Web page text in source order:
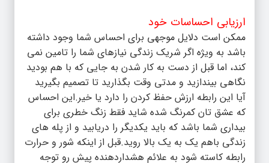
ارزیابی احساسات خود
ممکن است دلایل موجهی برای احساس شما وجود داشته
باشد به ویژه اگر شریک زندگی نیازهای شما را تامین نمی
کند، اما قبل از دست به کار شدن به جایی که با هم بودید
نگاهی بیندازید و مدتی وقت بگذارید تا تصمیم بگیرید
آیا این رابطه ارزش حفظ کردن را دارد یا خیر.این احساس
که عشق تان کمرنگ شده شاید فقط زنگ خطری برای
بیداری شما باشد که باید یکدیگر را دریابید و از پله های
زندگی باهم یک به یک بالا روید.قبل از اینکه شور و حرارت
رابطه کاسته شود به علائم هشداردهنده پیش رو توجه